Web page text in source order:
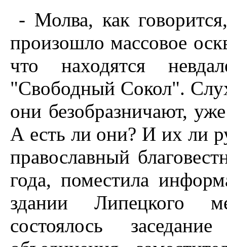
- Молва, как
произошло массовое
что находятся
"Свободный Сокол".
они безобразничают,
А есть ли они? И их ли
православный
года, поместила
здании Липецкого
состоялось